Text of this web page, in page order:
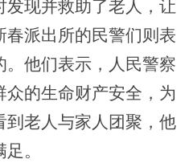
现并救助了老人，让
派出所的民警们则表
他们表示，人民警察
的生命财产安全，为
到老人与家人团聚，他
。